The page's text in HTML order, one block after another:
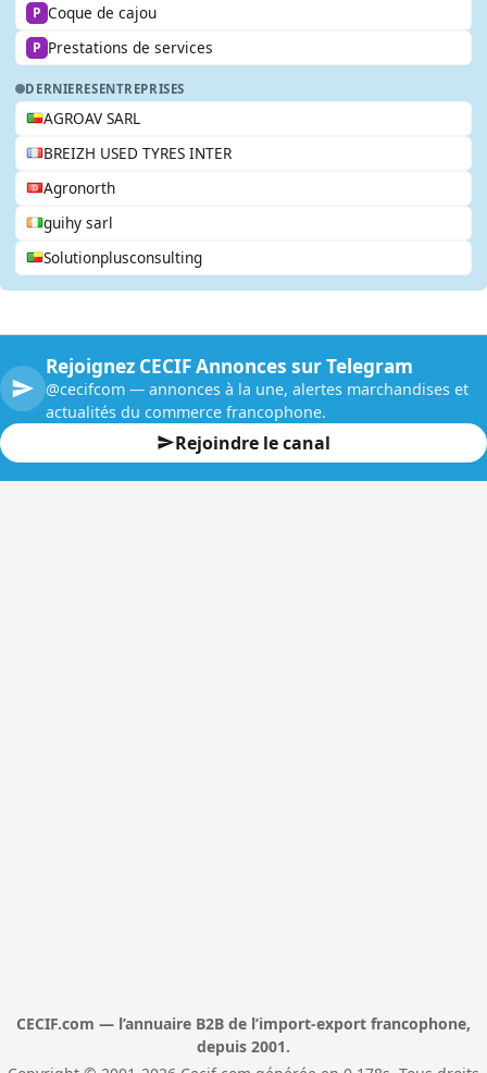
P Coque de cajou
P Prestations de services
DERNIERESENTREPRISES
AGROAV SARL
BREIZH USED TYRES INTER
Agronorth
guihy sarl
Solutionplusconsulting
Rejoignez CECIF Annonces sur Telegram
@cecifcom — annonces à la une, alertes marchandises et
actualités du commerce francophone.
Rejoindre le canal
CECIF.com — l’annuaire B2B de l’import-export francophone,
depuis 2001.